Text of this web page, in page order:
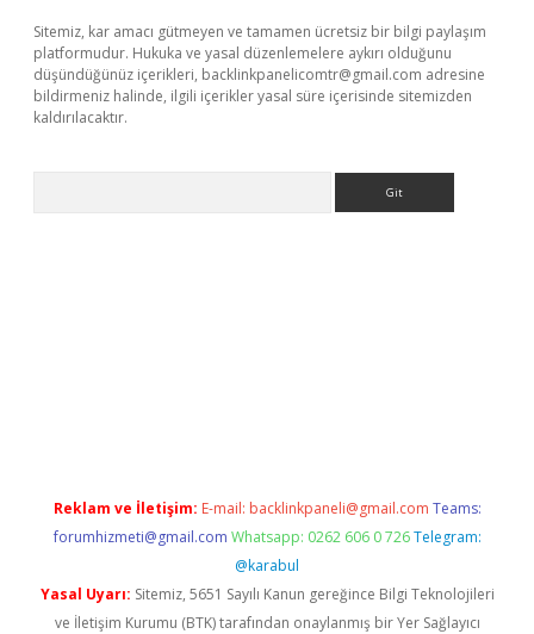
Sitemiz, kar amacı gütmeyen ve tamamen ücretsiz bir bilgi paylaşım
platformudur. Hukuka ve yasal düzenlemelere aykırı olduğunu
düşündüğünüz içerikleri, backlinkpanelicomtr@gmail.com adresine
bildirmeniz halinde, ilgili içerikler yasal süre içerisinde sitemizden
kaldırılacaktır.
Reklam ve İletişim: E-mail: backlinkpaneli@gmail.com Teams:
forumhizmeti@gmail.com Whatsapp: 0262 606 0 726 Telegram:
@karabul
Yasal Uyarı: Sitemiz, 5651 Sayılı Kanun gereğince Bilgi Teknolojileri
ve İletişim Kurumu (BTK) tarafından onaylanmış bir Yer Sağlayıcı